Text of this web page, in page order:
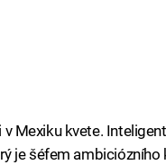
Mexiku kvete.
je šéfem